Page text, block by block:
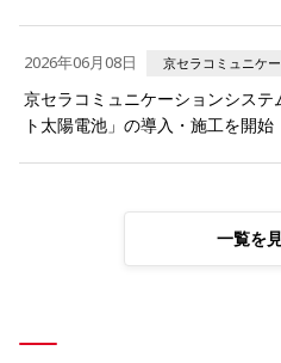
2026年06月08日 京セラコミュニケ
京セラコミュニケーションシス
ト太陽電池」の導入・施工を開始
一覧を